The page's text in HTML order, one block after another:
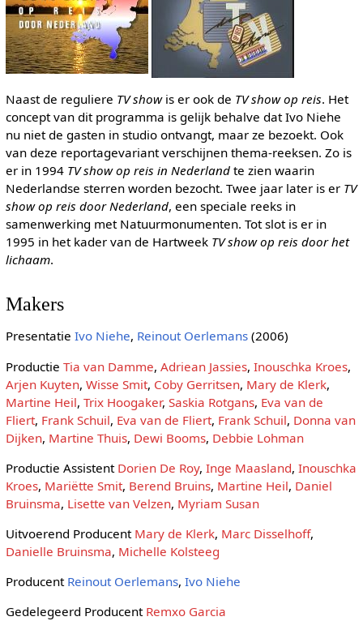
Naast de reguliere TV showis er ook de TV show op reis. Het
concept van dit programma is gelijk behalve dat Ivo Niehe
nu niet de gasten in studio ontvangt, maar ze bezoekt. Ook
van deze reportagevariant verschijnen thema-reeksen. Zo is
er in 1994 TV show op reis in Nederlandte zien waarin
Nederlandse sterren worden bezocht. Twee jaar later is er TV
show op reis door Nederland, een speciale reeks in
samenwerking met Natuurmonumenten. Tot slot is er in
1995 in het kader van de Hartweek TV show op reis door het
lichaam.
Makers
Presentatie Ivo Niehe, Reinout Oerlemans(2006)
Productie Tia van Damme, Adriean Jassies, Inouschka Kroes,
Arjen Kuyten, Wisse Smit, Coby Gerritsen, Mary de Klerk,
Martine Heil, Trix Hoogaker, Saskia Rotgans, Eva van de
Fliert, Frank Schuil, Eva van de Fliert, Frank Schuil, Donna van
Dijken, Martine Thuis, Dewi Booms, Debbie Lohman
Productie Assistent Dorien De Roy, Inge Maasland, Inouschka
Kroes, Mariëtte Smit, Berend Bruins, Martine Heil, Daniel
Bruinsma, Lisette van Velzen, Myriam Susan
Uitvoerend Producent Mary de Klerk, Marc Disselhoff,
Danielle Bruinsma, Michelle Kolsteeg
Producent Reinout Oerlemans, Ivo Niehe
Gedelegeerd Producent Remxo Garcia